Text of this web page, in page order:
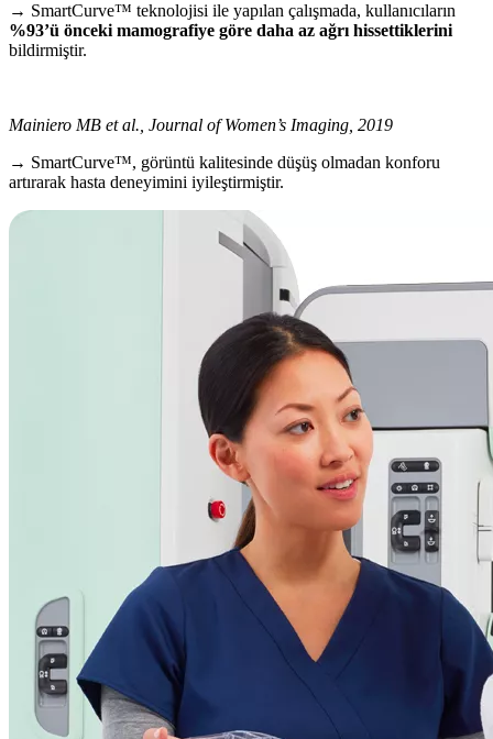
→ SmartCurve™ teknolojisi ile yapılan çalışmada, kullanıcıların
%93’ü önceki mamografiye göre daha az ağrı hissettiklerini
bildirmiştir.
Mainiero MB et al., Journal of Women’s Imaging, 2019
→ SmartCurve™, görüntü kalitesinde düşüş olmadan konforu
artırarak hasta deneyimini iyileştirmiştir.